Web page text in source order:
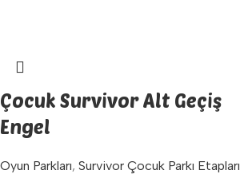
Çocuk Survivor Alt Geçiş
Engel
Oyun Parkları, Survivor Çocuk Parkı Etapları